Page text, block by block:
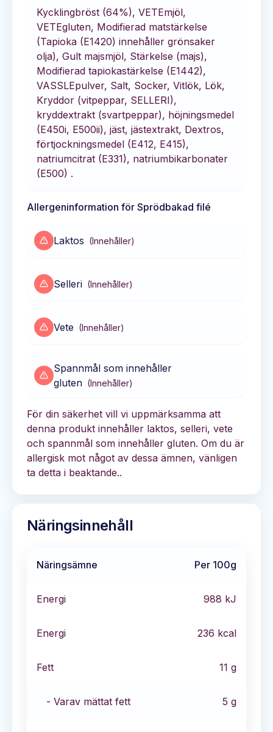
Kycklingbröst (64%), VETEmjöl,
VETEgluten, Modifierad matstärkelse
(Tapioka (E1420) innehåller grönsaker
olja), Gult majsmjöl, Stärkelse (majs),
Modifierad tapiokastärkelse (E1442),
VASSLEpulver, Salt, Socker, Vitlök, Lök,
Kryddor (vitpeppar, SELLERI),
kryddextrakt (svartpeppar), höjningsmedel
(E450i, E500ii), jäst, jästextrakt, Dextros,
förtjockningsmedel (E412, E415),
natriumcitrat (E331), natriumbikarbonater
(E500) .
Allergeninformation för Sprödbakad filé
Laktos (Innehåller)
Selleri (Innehåller)
Vete (Innehåller)
Spannmål som innehåller
gluten (Innehåller)
För din säkerhet vill vi uppmärksamma att
denna produkt innehåller laktos, selleri, vete
och spannmål som innehåller gluten. Om du är
allergisk mot något av dessa ämnen, vänligen
ta detta i beaktande..
Näringsinnehåll
Näringsämne Per 100g
Energi 988 kJ
Energi 236 kcal
Fett 11 g
- Varav mättat fett 5 g